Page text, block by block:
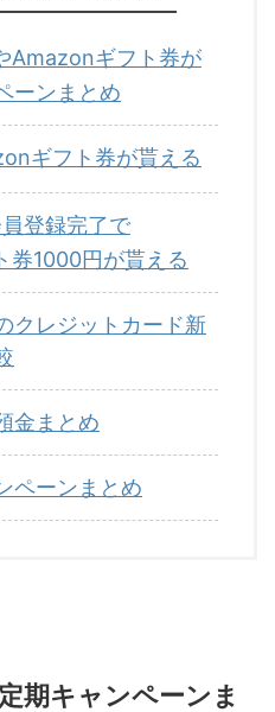
Amazonギフト券が
ーンまとめ
ギフト券が貰える
登録完了で
券1000円が貰える
クレジットカード新
金まとめ
ペーンまとめ
期キャンペーンま